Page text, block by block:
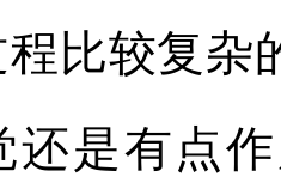
比较复杂
还是有点